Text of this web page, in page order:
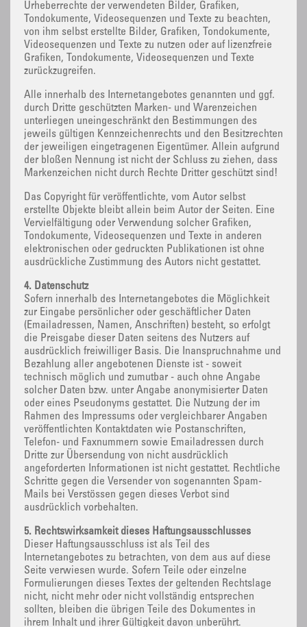
Urheberrechte der verwendeten Bilder, Grafiken,
Tondokumente, Videosequenzen und Texte zu beachten,
von ihm selbst erstellte Bilder, Grafiken, Tondokumente,
Videosequenzen und Texte zu nutzen oder auf lizenzfreie
Grafiken, Tondokumente, Videosequenzen und Texte
zurückzugreifen.
Alle innerhalb des Internetangebotes genannten und ggf.
durch Dritte geschützten Marken- und Warenzeichen
unterliegen uneingeschränkt den Bestimmungen des
jeweils gültigen Kennzeichenrechts und den Besitzrechten
der jeweiligen eingetragenen Eigentümer. Allein aufgrund
der bloßen Nennung ist nicht der Schluss zu ziehen, dass
Markenzeichen nicht durch Rechte Dritter geschützt sind!
Das Copyright für veröffentlichte, vom Autor selbst
erstellte Objekte bleibt allein beim Autor der Seiten. Eine
Vervielfältigung oder Verwendung solcher Grafiken,
Tondokumente, Videosequenzen und Texte in anderen
elektronischen oder gedruckten Publikationen ist ohne
ausdrückliche Zustimmung des Autors nicht gestattet.
4. Datenschutz
Sofern innerhalb des Internetangebotes die Möglichkeit
zur Eingabe persönlicher oder geschäftlicher Daten
(Emailadressen, Namen, Anschriften) besteht, so erfolgt
die Preisgabe dieser Daten seitens des Nutzers auf
ausdrücklich freiwilliger Basis. Die Inanspruchnahme und
Bezahlung aller angebotenen Dienste ist - soweit
technisch möglich und zumutbar - auch ohne Angabe
solcher Daten bzw. unter Angabe anonymisierter Daten
oder eines Pseudonyms gestattet. Die Nutzung der im
Rahmen des Impressums oder vergleichbarer Angaben
veröffentlichten Kontaktdaten wie Postanschriften,
Telefon- und Faxnummern sowie Emailadressen durch
Dritte zur Übersendung von nicht ausdrücklich
angeforderten Informationen ist nicht gestattet. Rechtliche
Schritte gegen die Versender von sogenannten Spam-
Mails bei Verstössen gegen dieses Verbot sind
ausdrücklich vorbehalten.
5. Rechtswirksamkeit dieses Haftungsausschlusses
Dieser Haftungsausschluss ist als Teil des
Internetangebotes zu betrachten, von dem aus auf diese
Seite verwiesen wurde. Sofern Teile oder einzelne
Formulierungen dieses Textes der geltenden Rechtslage
nicht, nicht mehr oder nicht vollständig entsprechen
sollten, bleiben die übrigen Teile des Dokumentes in
ihrem Inhalt und ihrer Gültigkeit davon unberührt.